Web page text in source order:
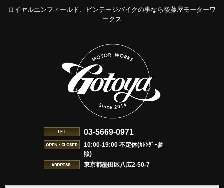
ロイヤルエンフィールド、ビンテージバイクの事なら後藤屋モーターワ
ークス
03-5669-0971
10:00-19:00 不定休(ｶﾚﾝﾀﾞｰ参
照)
東京都墨田区八広2-50-7